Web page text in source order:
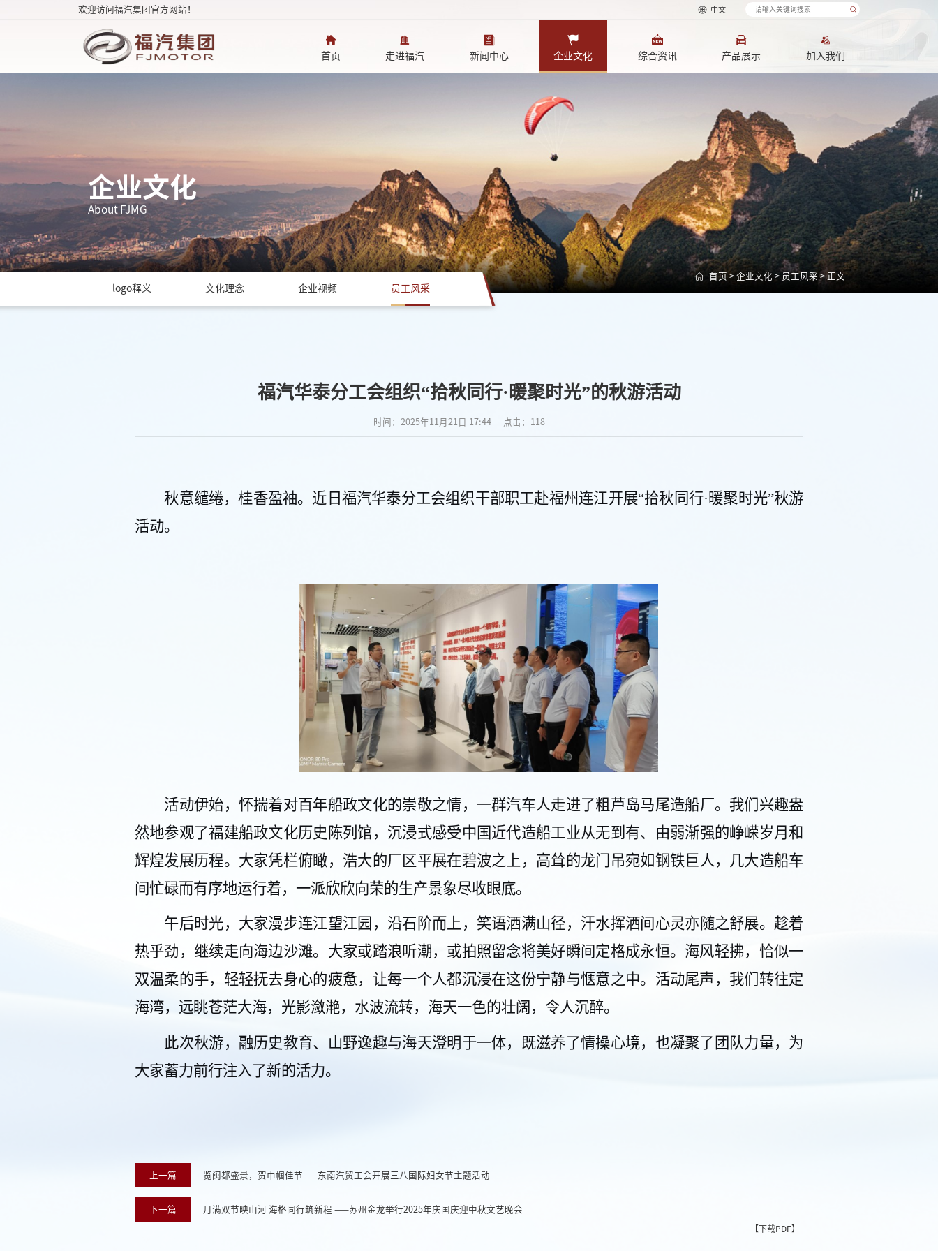
欢迎访问福汽集团官方网站！ 中文
首页 走进福汽 新闻中心 企业文化 综合资讯 产品展示 加入我们
企业文化
About FJMG
首页 > 企业文化 > 员工风采 > 正文
logo释义 文化理念 企业视频 员工风采
福汽华泰分工会组织“拾秋同行·暖聚时光”的秋游活动
时间：2025年11月21日 17:44 点击： 118
秋意缱绻，桂香盈袖。 近日福汽华泰分工会组织干部职工赴福州连江开展“拾秋同行·暖聚时光”秋游
活动。
活动伊始，怀揣着对百年船政文化的崇敬之情，一群汽车人走进了粗芦岛马尾造船厂。 我们兴趣盎
然地参观了福建船政文化历史陈列馆， 沉浸式感受中国近代造船工业从无到有、由弱渐强的峥嵘岁月和
辉煌发展历程。大家凭栏俯瞰， 浩大的厂区平展在碧波之上，高耸的龙门吊宛如钢铁巨人，几大造船车
间忙碌而有序地运行着，一派欣欣向荣的生产景象尽收眼底。
午后时光，大家漫步连江望江园，沿石阶而上，笑语洒满山径，汗水挥洒间心灵亦随之舒展。趁着
热乎劲，继续走向海边沙滩。 大家或踏浪听潮，或拍照留念将美好瞬间定格成永恒。海风轻拂， 恰似一
双温柔的手，轻轻抚去身心的疲惫，让每一个人都沉浸在这份宁静与惬意之中。 活动尾声，我们 转往定
海湾， 远眺苍茫大海，光影潋滟，水波流转，海天一色的壮阔，令人沉醉。
此次秋游，融历史教育、山野逸趣与海天澄明于一体，既滋养了情操心境，也凝聚了团队力量，为
大家蓄力前行注入了新的活力。
上一篇 览闽都盛景，贺巾帼佳节——东南汽贸工会开展三八国际妇女节主题活动
下一篇 月满双节映山河 海格同行筑新程 ——苏州金龙举行2025年庆国庆迎中秋文艺晚会
【下载PDF】